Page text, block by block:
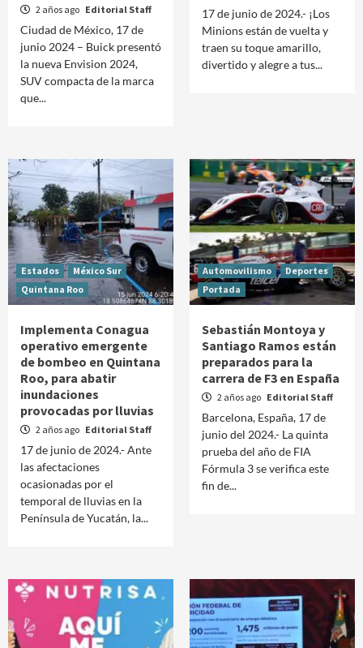
2 años ago Editorial Staff
Ciudad de México, 17 de
junio 2024 – Buick presentó
la nueva Envision 2024,
SUV compacta de la marca
que...
17 de junio de 2024.- ¡Los
Minions están de vuelta y
traen su toque amarillo,
divertido y alegre a tus...
Estados
México Sur
Quintana Roo
Implementa Conagua
operativo emergente
de bombeo en Quintana
Roo, para abatir
inundaciones
provocadas por lluvias
2 años ago Editorial Staff
17 de junio de 2024.- Ante
las afectaciones
ocasionadas por el
temporal de lluvias en la
Península de Yucatán, la...
Automovilismo
Deportes
Portada
Sebastián Montoya y
Santiago Ramos están
preparados para la
carrera de F3 en España
2 años ago Editorial Staff
Barcelona, España, 17 de
junio del 2024.- La quinta
prueba del año de FIA
Fórmula 3 se verifica este
fin de...